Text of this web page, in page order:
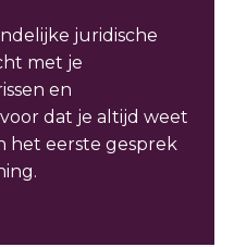
juridische
met je
en
dat je altijd weet
het eerste gesprek